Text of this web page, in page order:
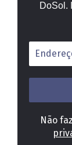
DoSol.
Endereço
de
e-
mail
Não